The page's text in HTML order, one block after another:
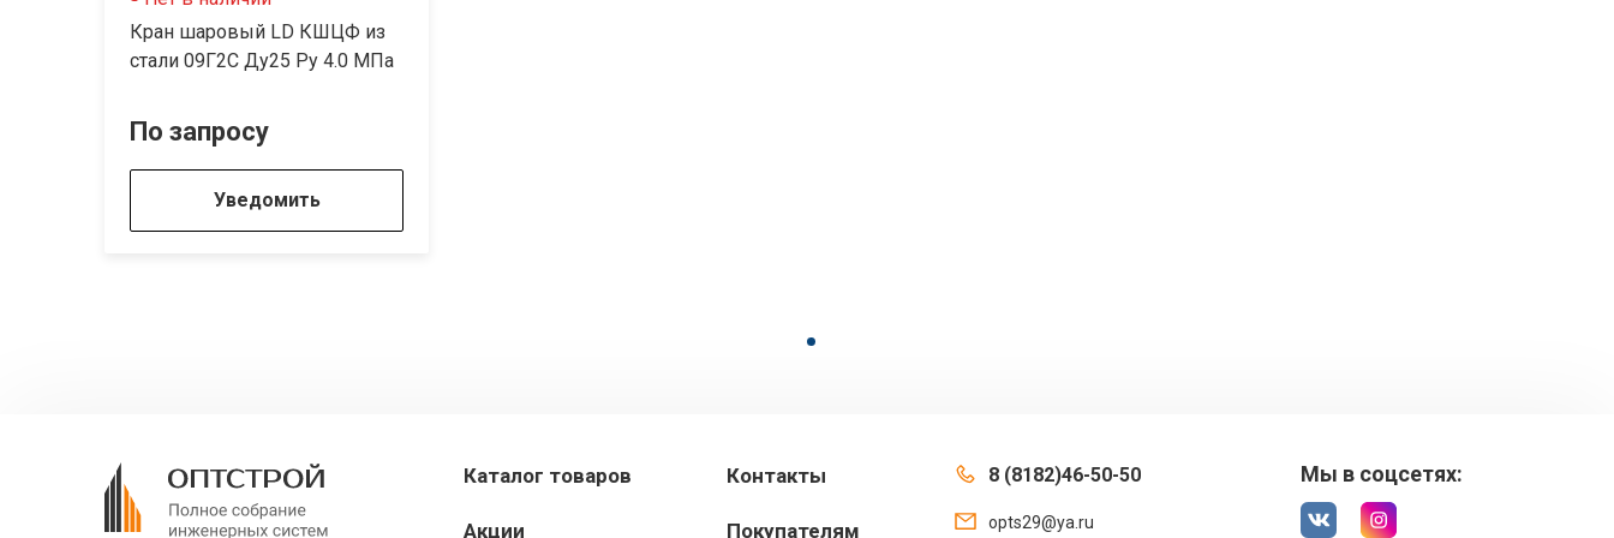
Кран шаровый LD КШЦФ из
стали 09Г2С Ду25 Py 4.0 МПа
По запросу
Уведомить
Каталог товаров
Акции
Контакты
Покупателям
8 (8182)46-50-50
opts29@ya.ru
Мы в соцсетях: